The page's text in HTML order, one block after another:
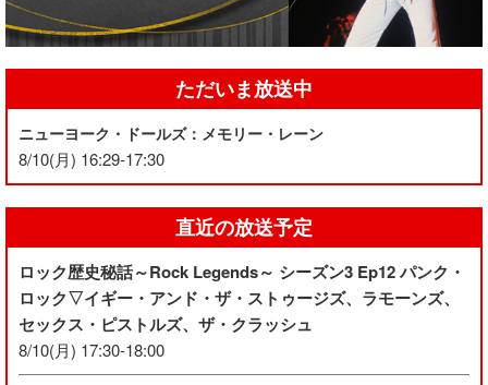
ただいま放送中
ニューヨーク・ドールズ：メモリー・レーン
8/10(月) 16:29-17:30
直近の放送予定
ロック歴史秘話～Rock Legends～ シーズン3 Ep12 パンク・
ロック▽イギー・アンド・ザ・ストゥージズ、ラモーンズ、
セックス・ピストルズ、ザ・クラッシュ
8/10(月) 17:30-18:00